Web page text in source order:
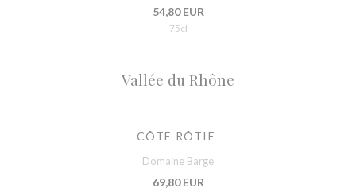
54,80 EUR
75cl
Vallée du Rhône
CÔTE RÔTIE
Domaine Barge
69,80 EUR